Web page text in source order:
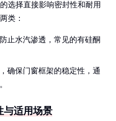
选择直接影响密封性和耐用
类：
止水汽渗透，常见的有硅酮
确保门窗框架的稳定性，通
与适用场景